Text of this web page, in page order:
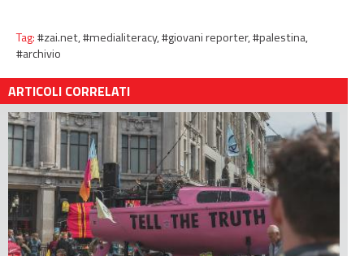
Tag:#zai.net,#medialiteracy,#giovani reporter,#palestina,
#archivio
ARTICOLI CORRELATI